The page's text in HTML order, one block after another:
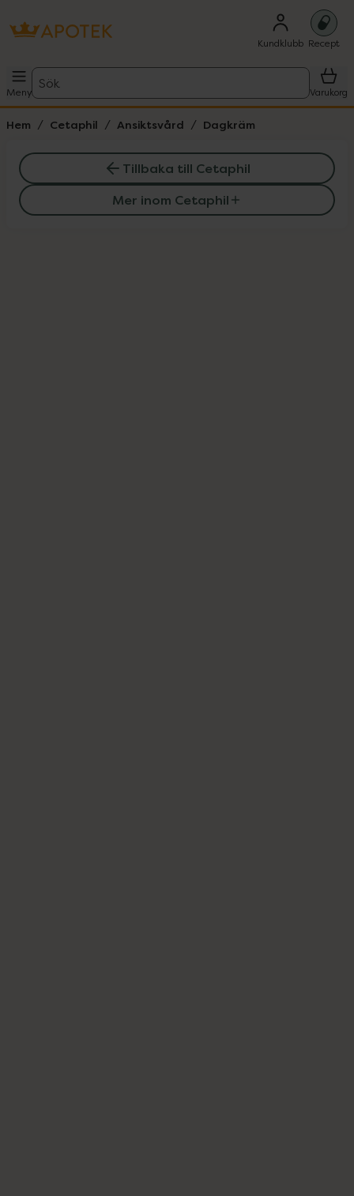
Kundklubb Recept
Meny
Sök
Varukorg
Hem Cetaphil Ansiktsvård Dagkräm
Tillbaka till Cetaphil
Mer inom Cetaphil